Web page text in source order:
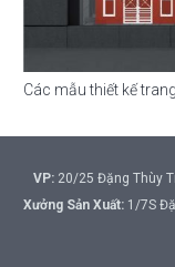
Các mẫu thiết kế
VP:20/25 Đặng Thùy
Xưởng Sản Xuất: 1/7S